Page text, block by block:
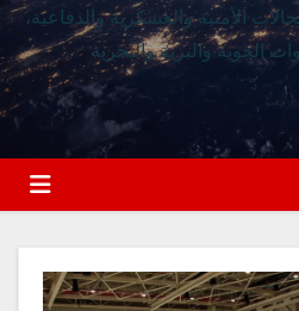
الأمنية والعسكرية والدفاعية،
الجوية والبرية والبحرية